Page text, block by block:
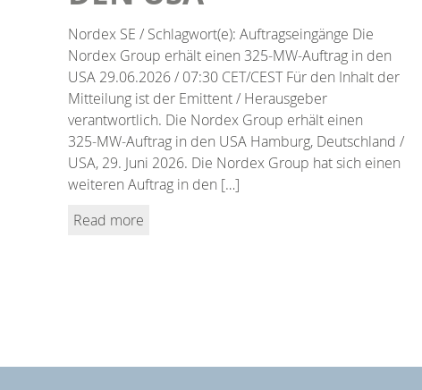
Nordex SE / Schlagwort(e): Auftragseingänge Die
Nordex Group erhält einen 325‑MW‑Auftrag in den
USA 29.06.2026 / 07:30 CET/CEST Für den Inhalt der
Mitteilung ist der Emittent / Herausgeber
verantwortlich. Die Nordex Group erhält einen
325‑MW‑Auftrag in den USA Hamburg, Deutschland /
USA, 29. Juni 2026. Die Nordex Group hat sich einen
weiteren Auftrag in den […]
Read more